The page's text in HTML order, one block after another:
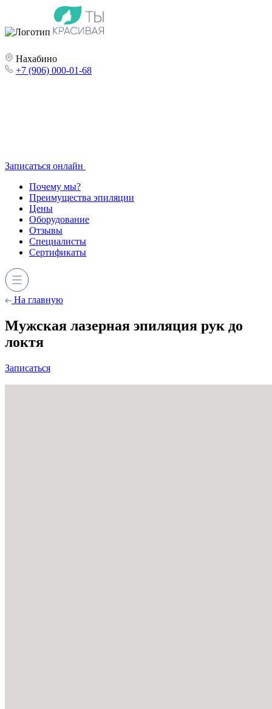
Нахабино
+7 (906) 000-01-68
Записаться онлайн
Почему мы?
Преимущества эпиляции
Цены
Оборудование
Отзывы
Специалисты
Сертификаты
На главную
Мужская лазерная эпиляция рук до
локтя
Записаться